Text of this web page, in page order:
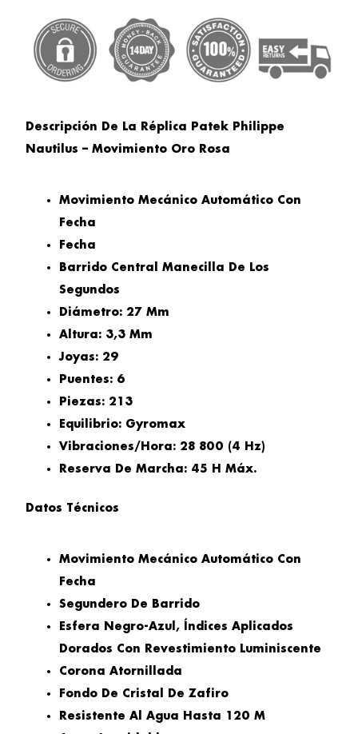
Descripción De La Réplica Patek Philippe
Nautilus – Movimiento Oro Rosa
Movimiento Mecánico Automático Con
Fecha
Fecha
Barrido Central Manecilla De Los
Segundos
Diámetro: 27 Mm
Altura: 3,3 Mm
Joyas: 29
Puentes: 6
Piezas: 213
Equilibrio: Gyromax
Vibraciones/hora: 28 800 (4 Hz)
Reserva De Marcha: 45 H Máx.
Datos Técnicos
Movimiento Mecánico Automático Con
Fecha
Segundero De Barrido
Esfera Negro-Azul, Índices Aplicados
Dorados Con Revestimiento Luminiscente
Corona Atornillada
Fondo De Cristal De Zafiro
Resistente Al Agua Hasta 120 M